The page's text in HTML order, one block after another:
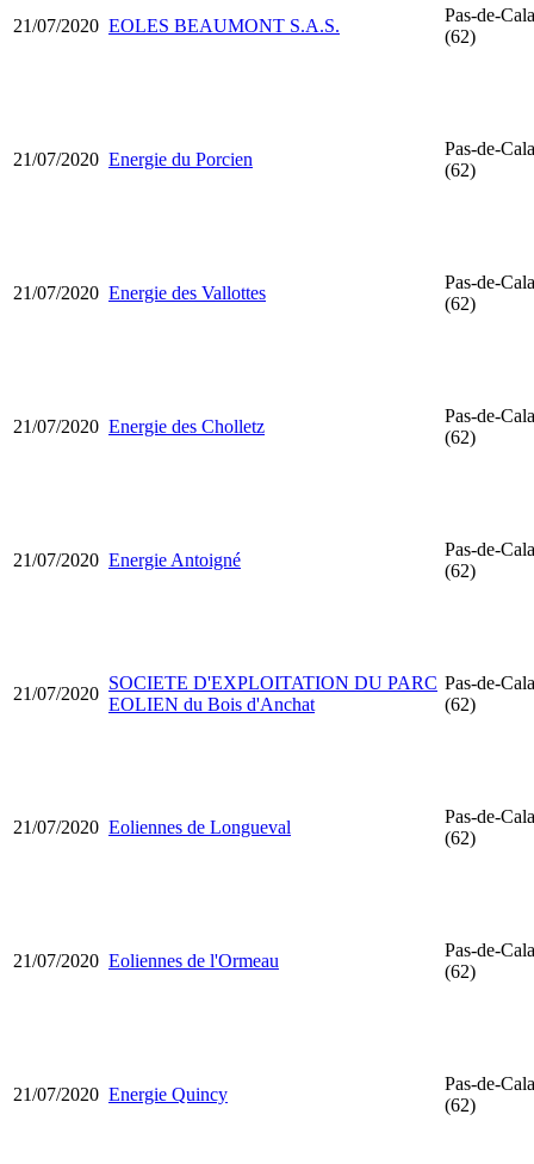
21/07/2020 EOLES BEAUMONT S.A.S.
Pas-de-
(62)
21/07/2020 Energie du Porcien
Pas-de-
(62)
21/07/2020 Energie des Vallottes
Pas-de-
(62)
21/07/2020 Energie des Cholletz
Pas-de-
(62)
21/07/2020 Energie Antoigné
Pas-de-
(62)
21/07/2020
SOCIETE D'EXPLOITATION DU PARC
EOLIEN du Bois d'Anchat
Pas-de-
(62)
21/07/2020 Eoliennes de Longueval
Pas-de-
(62)
21/07/2020 Eoliennes de l'Ormeau
Pas-de-
(62)
21/07/2020 Energie Quincy
Pas-de-
(62)